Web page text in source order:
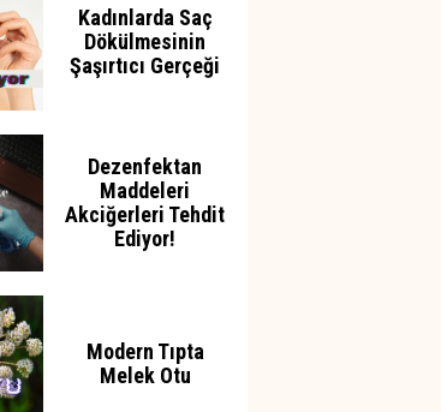
Kadınlarda Saç
Dökülmesinin
Şaşırtıcı Gerçeği
Dezenfektan
Maddeleri
Akciğerleri Tehdit
Ediyor!
Modern Tıpta
Melek Otu